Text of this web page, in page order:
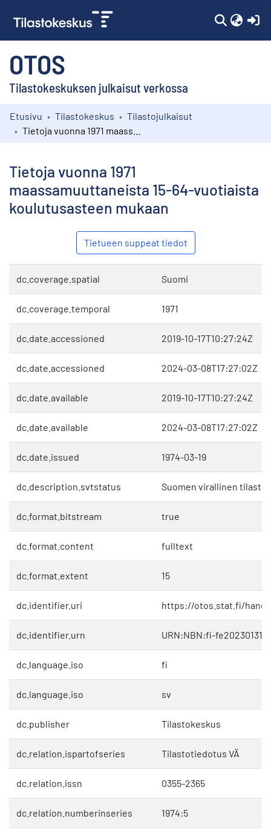
OTOS
Tilastokeskuksen julkaisut verkossa
Kokoelmat
Etusivu Tilastokeskus
Tilastojulkaisut
Tietoja vuonna 1971
maassamuuttaneista 15-64-vuotiaista
koulutusasteen mukaan
Tietueen suppeat tiedot
dc.coverage.spatial Suomi
dc.coverage.temporal 1971
dc.date.accessioned 2019-10-17T10:27:24Z
dc.date.accessioned 2024-03-08T17:27:02Z
dc.date.available 2019-10-17T10:27:24Z
dc.date.available 2024-03-08T17:27:02Z
dc.date.issued 1974-03-19
dc.description.svtstatus Suomen virallinen tilasto
dc.format.bitstream true
dc.format.content fulltext
dc.format.extent 15
dc.identifier.uri https://otos.stat.fi/
dc.identifier.urn URN:NBN:fi-
dc.language.iso fi
dc.language.iso sv
dc.publisher Tilastokeskus
dc.relation.ispartofseries Tilastotiedotus VÄ
dc.relation.issn 0355-2365
dc.relation.numberinseries 1974:5